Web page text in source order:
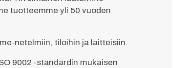
tuotteemme yli 50 vuoden
netelmiin, tiloihin ja laitteisiin.
9002 -standardin mukaisen